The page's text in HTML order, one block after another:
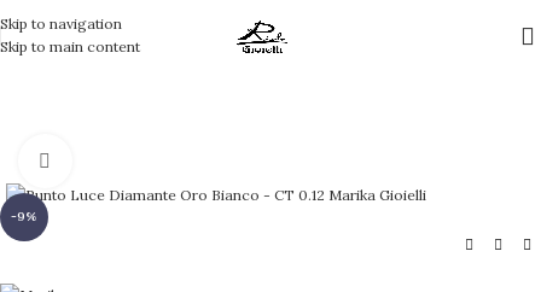
Skip to navigation
Skip to main content
-9%